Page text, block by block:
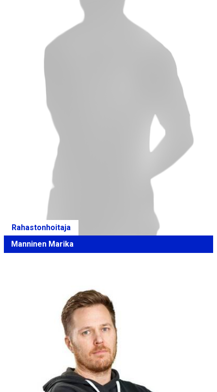
Rahastonhoitaja
Manninen Marika